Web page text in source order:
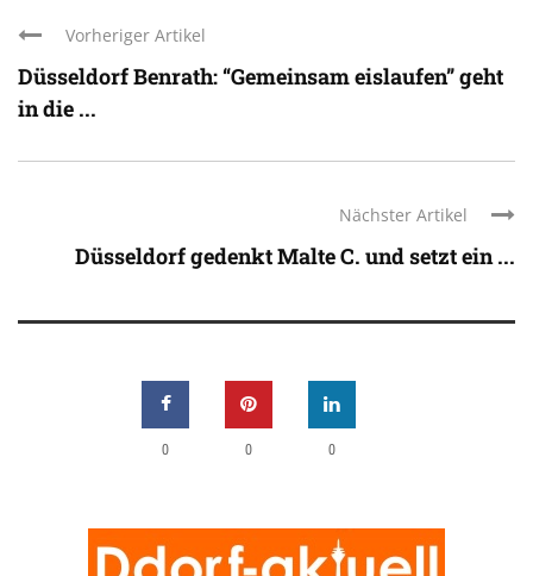
Vorheriger Artikel
Düsseldorf Benrath: “Gemeinsam eislaufen” geht
in die ...
Nächster Artikel
Düsseldorf gedenkt Malte C. und setzt ein ...
0 0 0